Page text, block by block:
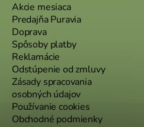
Akcie mesiaca
Predajňa Puravia
Doprava
Spôsoby platby
Reklamácie
Odstúpenie od zmluvy
Zásady spracovania
osobných údajov
Používanie cookies
Obchodné podmienky